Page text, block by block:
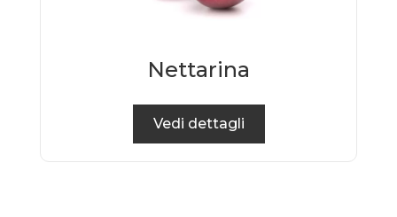
Nettarina
Vedi dettagli